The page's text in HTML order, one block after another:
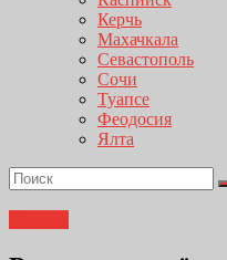
Керчь
Махачкала
Севастополь
Сочи
Туапсе
Феодосия
Ялта